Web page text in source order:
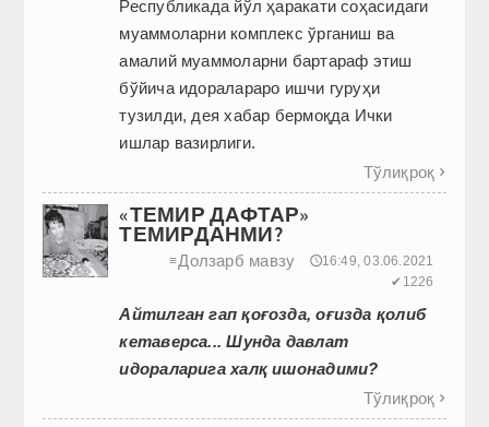
Республикада йўл ҳаракати соҳасидаги
муаммоларни комплекс ўрганиш ва
амалий муаммоларни бартараф этиш
бўйича идоралараро ишчи гуруҳи
тузилди, дея хабар бермоқда Ички
ишлар вазирлиги.
Тўлиқроқ 
«ТЕМИР ДАФТАР»
ТЕМИРДАНМИ?
≡Долзарб мавзу
🕔16:49, 03.06.2021
✔1226
Айтилган гап қоғозда, оғизда қолиб
кетаверса...Шунда давлат
идораларига халқ ишонадими?
Тўлиқроқ 